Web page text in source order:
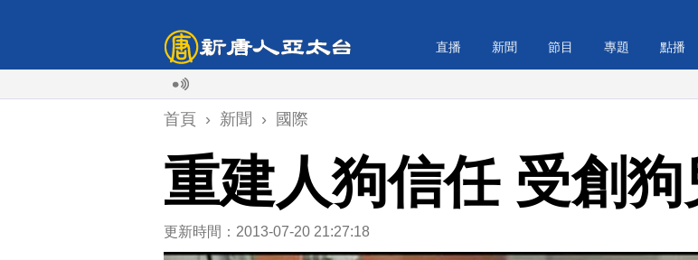
直播 新聞 節目 專題 點播
首頁 › 新聞 › 國際
重建人狗信任 受創
更新時間：2013-07-20 21:27:18